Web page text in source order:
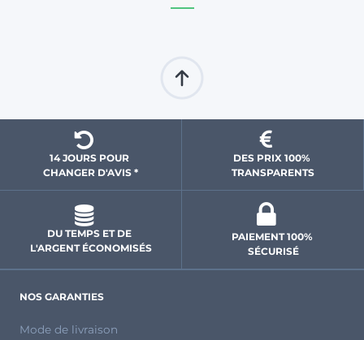
14 JOURS POUR
CHANGER D'AVIS *
DES PRIX 100%
TRANSPARENTS
DU TEMPS ET DE
L'ARGENT ÉCONOMISÉS
PAIEMENT 100%
SÉCURISÉ
NOS GARANTIES
Mode de livraison